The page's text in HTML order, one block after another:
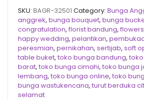
SKU: BAGR-32501 Category: Bunga
anggrek, bunga bouquet, bunga
congratulation, florist bandung, flowers
happy wedding, pelantikan,
peresmian, pernikahan, sertijab, soft
table buket, toko bunga bandung,
barat, toko bunga cimahi, toko bunga
lembang, toko bunga online, toko
bunga wastukencana, turut berduka
selamat